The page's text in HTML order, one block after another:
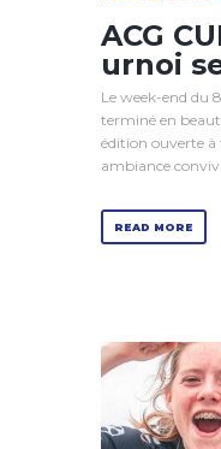
ACG
urnoi
Le week-end du
terminé en
édition ouverte à
ambiance
READ MORE